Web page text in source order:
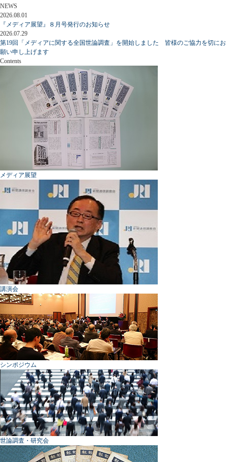
NEWS
2026.08.01
『メディア展望』８月号発行のお知らせ
2026.07.29
第19回「メディアに関する全国世論調査」を開始しました 皆様のご協力を切にお
願い申し上げます
Contents
メディア展望
講演会
シンポジウム
世論調査・研究会